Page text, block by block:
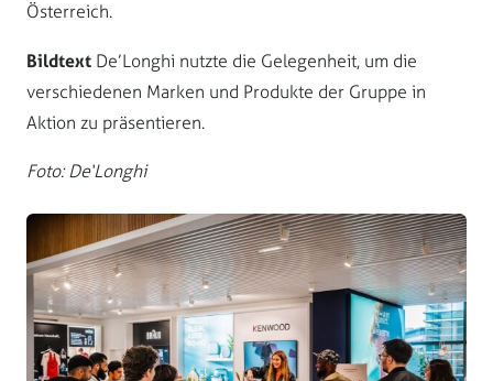
Österreich.
Bildtext De’Longhi nutzte die Gelegenheit, um die
verschiedenen Marken und Produkte der Gruppe in
Aktion zu präsentieren.
Foto: De‘Longhi